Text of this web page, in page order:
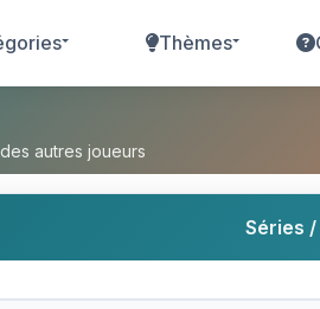
Thèmes
Dad ?
autres joueurs
Séries /